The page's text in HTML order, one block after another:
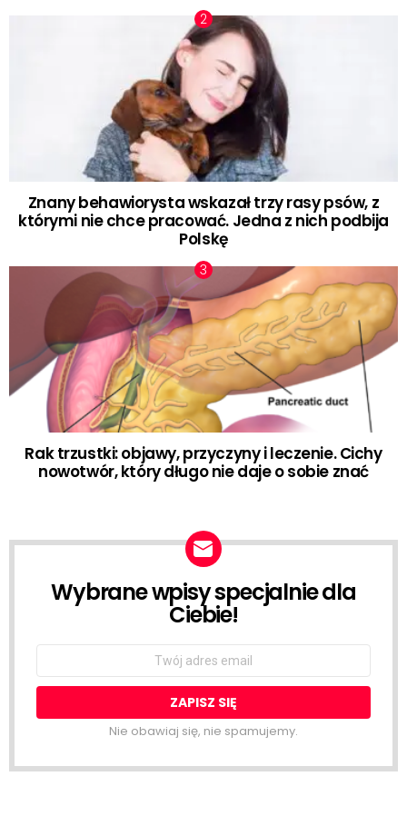
Znany behawiorysta wskazał trzy rasy psów, z
którymi nie chce pracować. Jedna z nich podbija
Polskę
Rak trzustki: objawy, przyczyny i leczenie. Cichy
nowotwór, który długo nie daje o sobie znać
NEWSLETTER
Wybrane wpisy specjalnie dla
Ciebie!
Email
Nie obawiaj się, nie spamujemy.